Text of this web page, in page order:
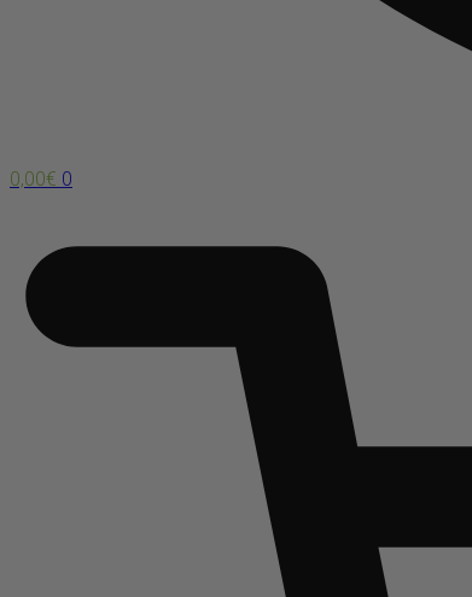
0,00€ 0